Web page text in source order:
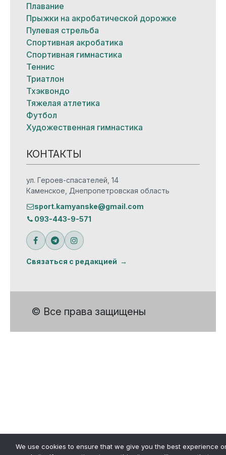
Плавание
Прыжки на акробатической дорожке
Пулевая стрельба
Спортивная акробатика
Спортивная гимнастика
Теннис
Триатлон
Тхэквондо
Тяжелая атлетика
Футбол
Художественная гимнастика
КОНТАКТЫ
ул. Героев-спасателей, 14
Каменское, Днепропетровская область
sport.kamyanske@gmail.com
093-443-9-571
Связаться с редакцией
© Все права защищены
We use cookies to ensure that we give you the best experience